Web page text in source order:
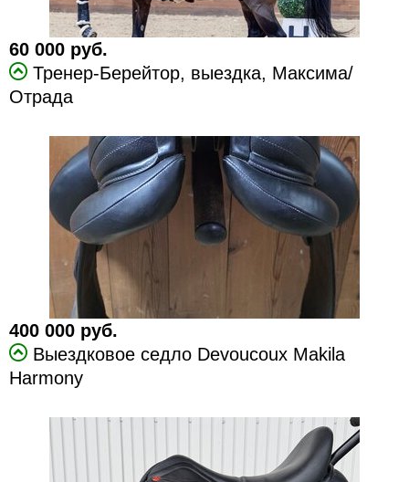
60 000 руб.
Тренер-Берейтор, выездка, Максима/
Отрада
400 000 руб.
Выездковое седло Devoucoux Makila
Harmony